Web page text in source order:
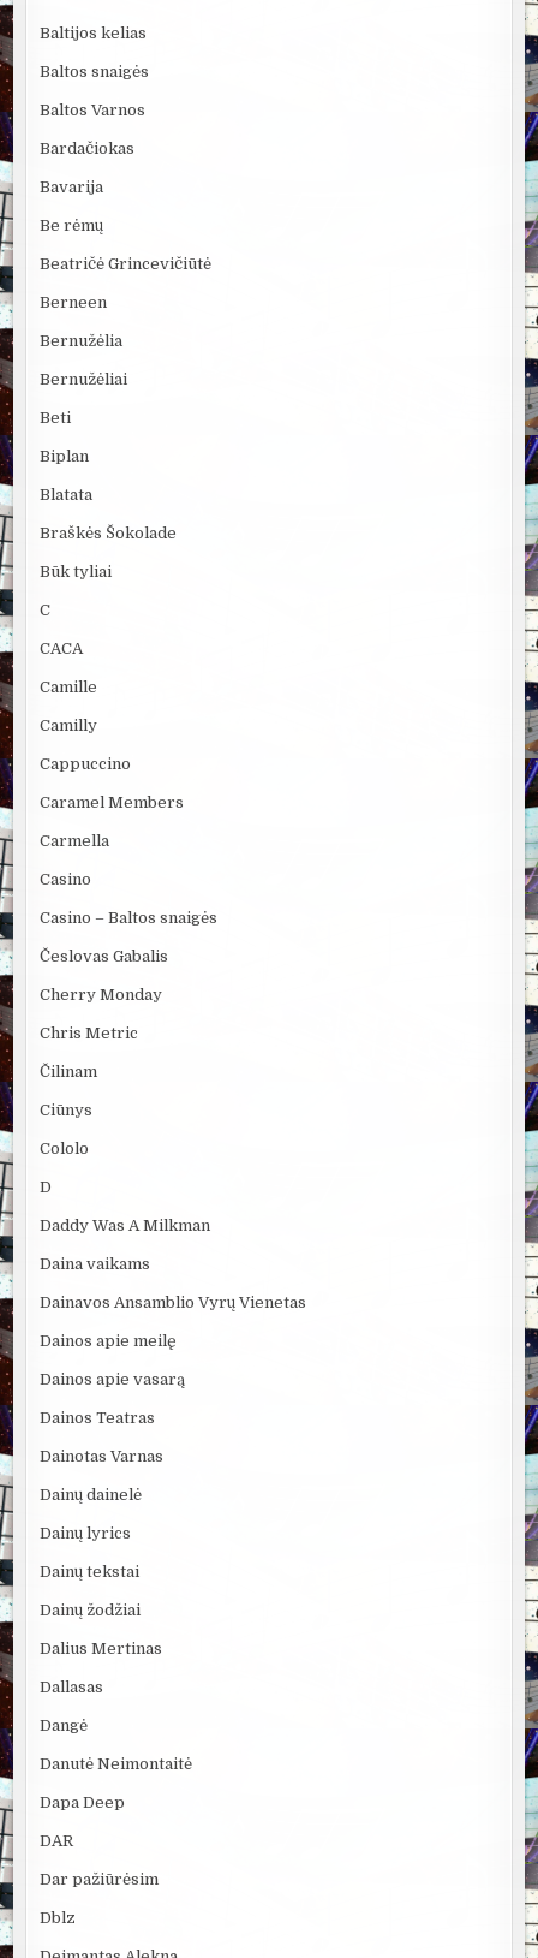
Baltijos kelias
Baltos snaigės
Baltos Varnos
Bardačiokas
Bavarija
Be rėmų
Beatričė Grincevičiūtė
Berneen
Bernužėlia
Bernužėliai
Beti
Biplan
Blatata
Braškės Šokolade
Būk tyliai
C
CACA
Camille
Camilly
Cappuccino
Caramel Members
Carmella
Casino
Casino – Baltos snaigės
Česlovas Gabalis
Cherry Monday
Chris Metric
Čilinam
Ciūnys
Cololo
D
Daddy Was A Milkman
Daina vaikams
Dainavos Ansamblio Vyrų Vienetas
Dainos apie meilę
Dainos apie vasarą
Dainos Teatras
Dainotas Varnas
Dainų dainelė
Dainų lyrics
Dainų tekstai
Dainų žodžiai
Dalius Mertinas
Dallasas
Dangė
Danutė Neimontaitė
Dapa Deep
DAR
Dar pažiūrėsim
Dblz